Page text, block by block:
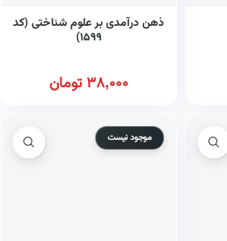
ذهن درآمدی بر علوم شناختی (کد
۱۵۹۹)
38,000تومان
موجود نیست